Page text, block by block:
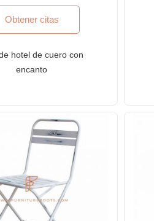
Obtener citas
hotel de cuero con
encanto